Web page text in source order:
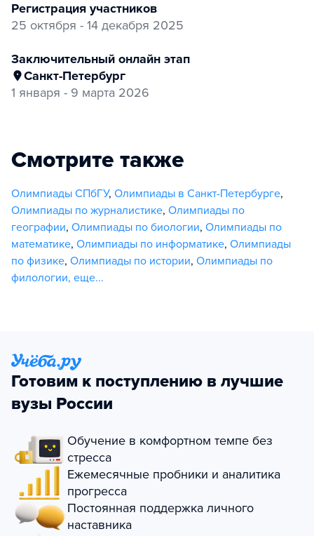
регистрация участников
25 октября - 14 декабря 2025
заключительный онлайн этап
Санкт-Петербург
1 января - 9 марта 2026
Смотрите также
Олимпиады СПбГУ, Олимпиады в Санкт-Петербурге,
Олимпиады по журналистике, Олимпиады по
географии, Олимпиады по биологии, Олимпиады по
математике, Олимпиады по информатике, Олимпиады
по физике, Олимпиады по истории, Олимпиады по
филологии, еще...
Готовим к поступлению в лучшие
вузы России
Обучение в комфортном темпе без
стресса
Ежемесячные пробники и аналитика
прогресса
Постоянная поддержка личного
наставника